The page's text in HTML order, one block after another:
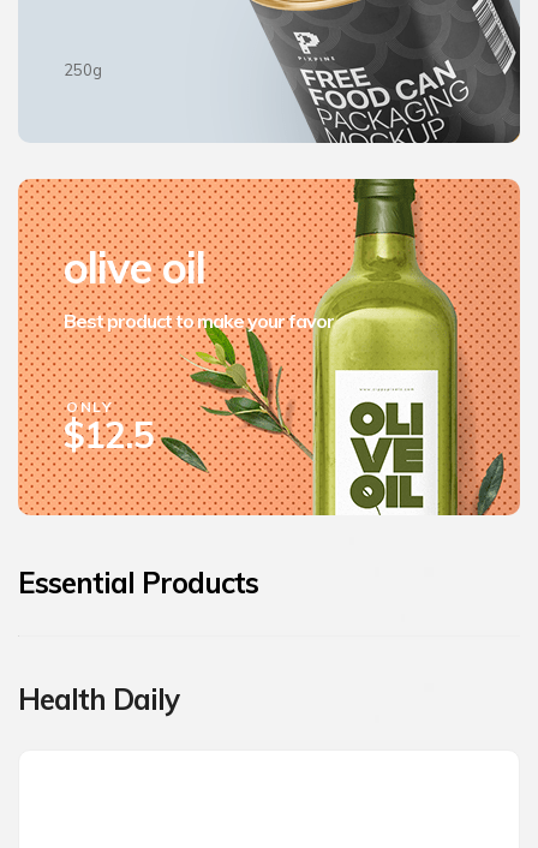
250g
ONLY
olive oil
Best product to makeyour favor
$12.5
Essential Products
Health Daily